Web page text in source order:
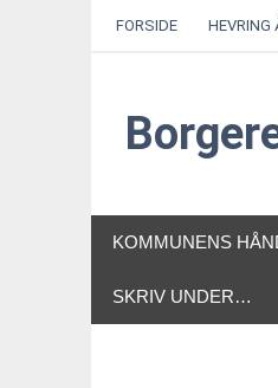
FORSIDE HEVRING
KOMMUNENS
SKRIV UNDER…